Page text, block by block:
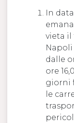
In
vieta il
Napoli
dalle
ore
giorni
le